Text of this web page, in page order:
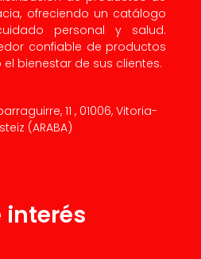
ofreciendo un catálogo
personal y salud.
confiable de productos
bienestar de sus clientes.
11 , 01006, Vitoria-
(ARABA)
interés